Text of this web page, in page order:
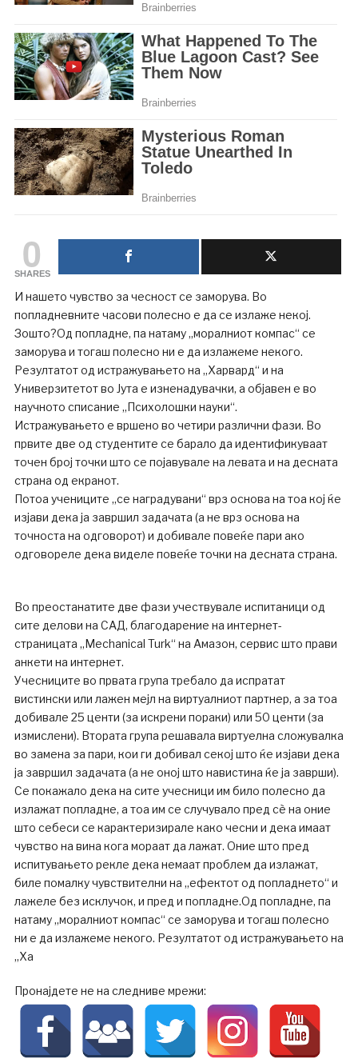
0
SHARES
И нашето чувство за чесност се заморува. Во
попладневните часови полесно е да се излаже некој.
Зошто?Од попладне, па натаму „моралниот компас“ се
заморува и тогаш полесно ни е да излажеме некого.
Резултатот од истражувањето на „Харвард“ и на
Универзитетот во Јута е изненадувачки, а објавен е во
научното списание „Психолошки науки“.
Истражувањето е вршено во четири различни фази. Во
првите две од студентите се барало да идентификуваат
точен број точки што се појавувале на левата и на десната
страна од екранот.
Потоа учениците „се наградувани“ врз основа на тоа кој ќе
изјави дека ја завршил задачата (а не врз основа на
точноста на одговорот) и добивале повеќе пари ако
одговореле дека виделе повеќе точки на десната страна.
Во преостанатите две фази учествувале испитаници од
сите делови на САД, благодарение на интернет-
страницата „Mechanical Turk“ на Амазон, сервис што прави
анкети на интернет.
Учесниците во првата група требало да испратат
вистински или лажен мејл на виртуалниот партнер, а за тоа
добивале 25 центи (за искрени пораки) или 50 центи (за
измислени). Втората група решавала виртуелна сложувалка
во замена за пари, кои ги добивал секој што ќе изјави дека
ја завршил задачата (а не оној што навистина ќе ја заврши).
Се покажало дека на сите учесници им било полесно да
излажат попладне, а тоа им се случувало пред сè на оние
што себеси се карактеризирале како чесни и дека имаат
чувство на вина кога мораат да лажат. Оние што пред
испитувањето рекле дека немаат проблем да излажат,
биле помалку чувствителни на „ефектот од попладнето“ и
лажеле без исклучок, и пред и попладне.Од попладне, па
натаму „моралниот компас“ се заморува и тогаш полесно
ни е да излажеме некого. Резултатот од истражувањето на
„Ха
Пронајдете не на следниве мрежи: